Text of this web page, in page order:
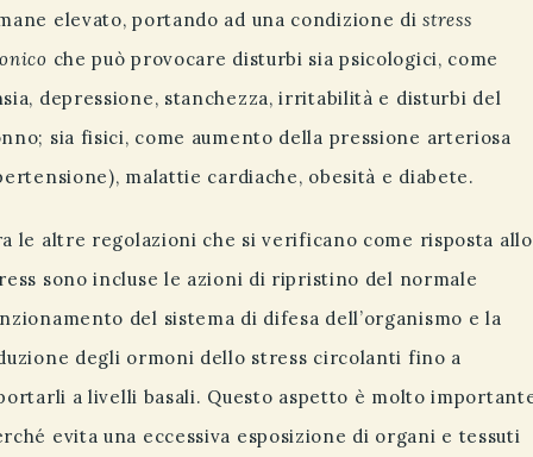
elevato, portando ad una condizione distress
che può provocare disturbi sia psicologici, come
depressione, stanchezza, irritabilità e disturbi del
sia fisici, come aumento della pressione arteriosa
malattie cardiache, obesità e diabete.
le altre regolazioni che si verificano come risposta allo
sono incluse le azioni di ripristino del normale
del sistema di difesa dell’organismo e la
degli ormoni dello stress circolanti fino a
a livelli basali. Questo aspetto è molto
evita una eccessiva esposizione di organi e tessuti